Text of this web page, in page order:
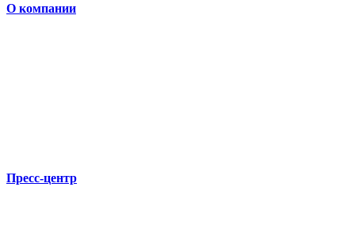
О компании
Пресс-центр